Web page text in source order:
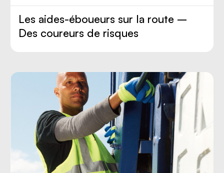
Les aides-éboueurs sur la route –
Des coureurs de risques